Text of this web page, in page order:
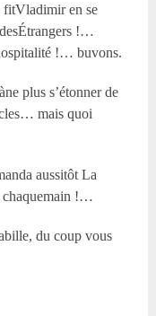
fitVladimir en se
!…
!… buvons.
plus s’étonner de
mais quoi
aussitôt La
chaquemain !…
du coup vous